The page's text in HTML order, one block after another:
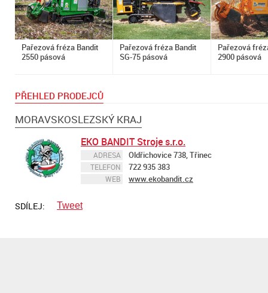
Pařezová fréza Bandit
2550 pásová
Pařezová fréza Bandit
SG-75 pásová
Pařezová
2900 pásová
PŘEHLED PRODEJCŮ
MORAVSKOSLEZSKÝ KRAJ
EKO BANDIT Stroje s.r.o.
ADRESA Oldřichovice 738, Třinec
TELEFON 722 935 383
WEB www.ekobandit.cz
SDÍLEJ: Tweet